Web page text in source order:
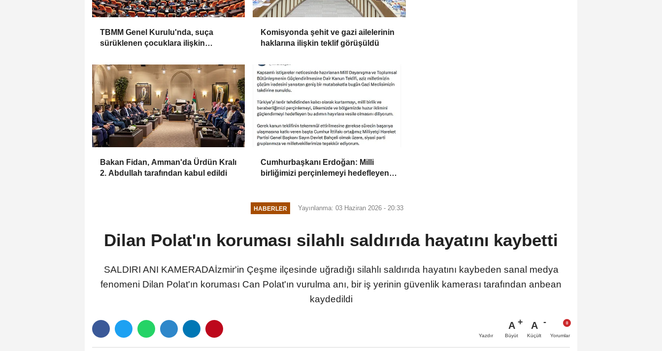
TBMM Genel Kurulu'nda, suça
sürüklenen çocuklara ilişkin
görüşmeleri tamamlandı
Komisyonda şehit ve gazi ailelerinin
haklarına ilişkin teklif görüşüldü
Bakan Fidan, Amman'da Ürdün Kralı
2. Abdullah tarafından kabul edildi
Cumhurbaşkanı Erdoğan: Milli
birliğimizi perçinlemeyi hedefleyen
HABERLER Yayınlanma: 03 Haziran 2026 - 20:33
Dilan Polat'ın koruması silahlı saldırıda hayatını kaybetti
SALDIRI ANI KAMERADAİzmir'in Çeşme ilçesinde uğradığı silahlı saldırıda hayatını kaybeden sanal medya
fenomeni Dilan Polat'ın koruması Can Polat'ın vurulma anı, bir iş yerinin güvenlik kamerası tarafından anbean
kaydedildi
Yazdır
A
Büyüt
A
Küçült Yorumlar